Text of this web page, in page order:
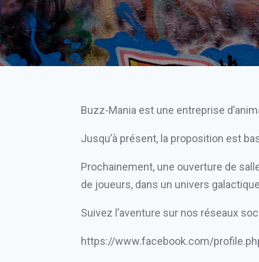
Buzz-Mania est une entreprise
Jusqu’à présent, la proposition est
Prochainement, une ouverture de
de joueurs, dans un univers
Suivez l’aventure sur nos réseaux
https://www.facebook.com/